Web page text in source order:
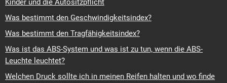
Kinder und die Autositzpflicht
Was bestimmt den Geschwindigkeitsindex?
Was bestimmt den Tragfähigkeitsindex?
Was ist das ABS-System und was ist zu tun, wenn die ABS-
Leuchte leuchtet?
Welchen Druck sollte ich in meinen Reifen halten und wo finde